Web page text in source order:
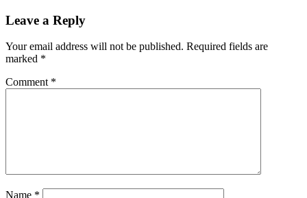
Leave a Reply
Your email address will not be published. Required fields are
marked *
Comment *
Name *